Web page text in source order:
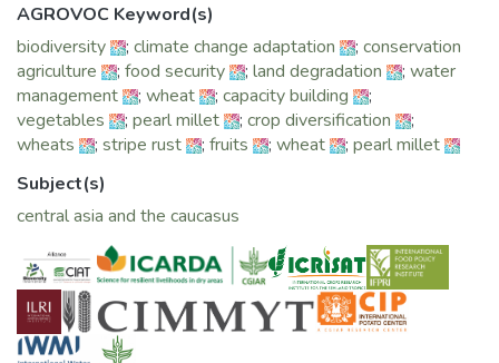
b) В Узбекистане районирован новый сорт
африканского проса
c) Меняющиеся тенденции сельского хозяйства в
северном Таджикистане
d) Меры по борьбе с деградацией земель в
Центральной Азии
e) Экономичное растениеводство в Центральной
Азии
f) Объединяя усилия в борьбе с желтой ржавчиной,
являющейся глобальной проблемой в производстве
пшеницы
AGROVOC Keyword(s)
biodiversity
; climate change adaptation ; conservation
agriculture
; food security ; land degradation ; water
management
; wheat ; capacity building
;
vegetables
; pearl millet ; crop diversification
;
wheats
; stripe rust ; fruits ; wheat ; pearl millet
Subject(s)
central asia and the caucasus